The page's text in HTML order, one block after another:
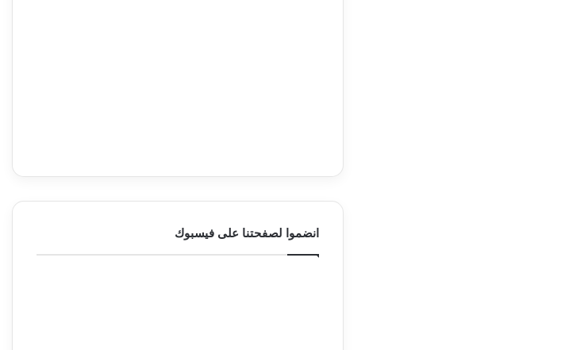
انضموا لصفحتنا على فيسبوك